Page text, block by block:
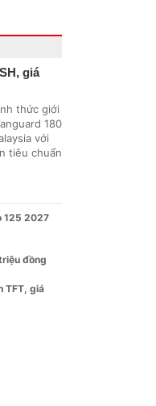
giá
thức giới
180
với
tiêu chuẩn
125 2027
đồng
TFT, giá